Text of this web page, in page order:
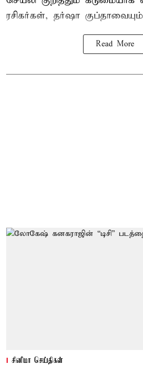
ரசிகர்கள், தர்ஷா
Read More
சினிமா செய்திகள்